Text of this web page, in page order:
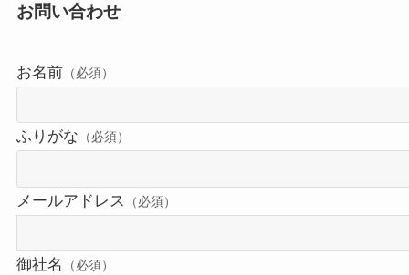
お問い合わせ
お名前（必須）
ふりがな （必須）
メールアドレス （必須）
御社名 （必須）